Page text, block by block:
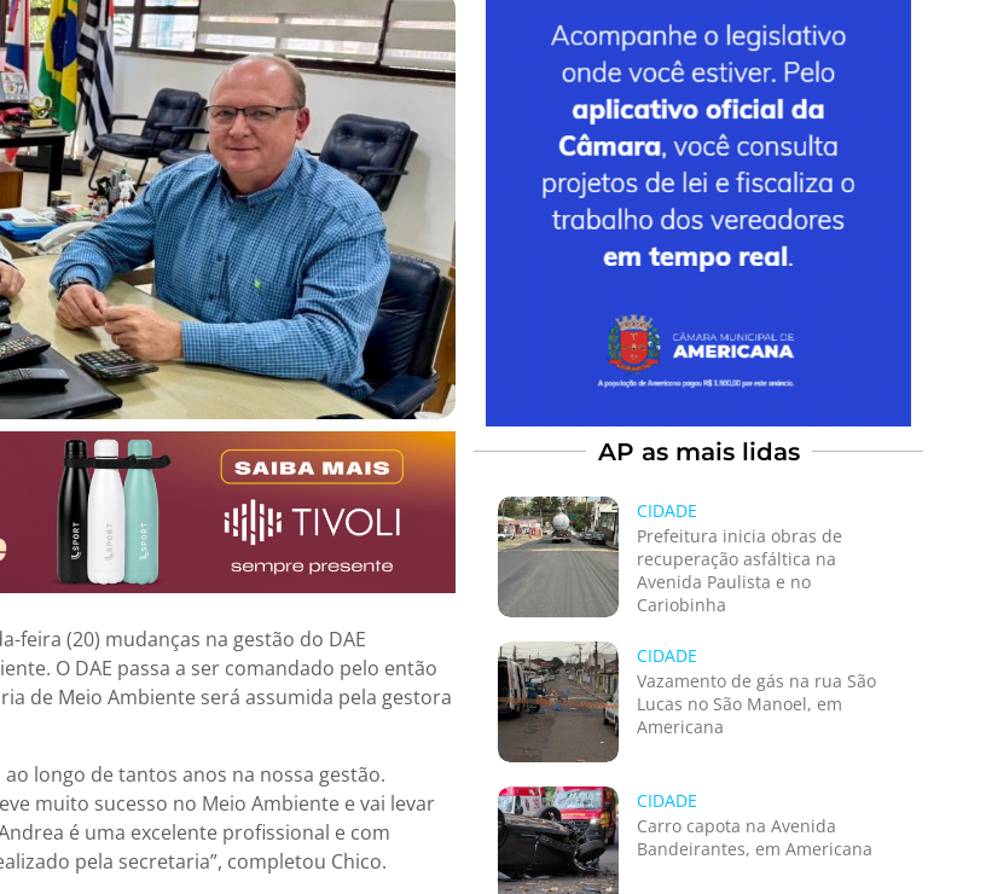
feira (20) mudanças na gestão do DAE
O DAE passa a ser comandado pelo então
de Meio Ambiente será assumida pela gestora
longo de tantos anos na nossa gestão.
muito sucesso no Meio Ambiente e vai levar
é uma excelente profissional e com
pela secretaria”, completou Chico.
AP as mais lidas
CIDADE
Prefeitura inicia obras de
recuperação asfáltica na
Avenida Paulista e no
Cariobinha
CIDADE
Vazamento de gás na rua São
Lucas no São Manoel, em
Americana
CIDADE
Carro capota na Avenida
Bandeirantes, em Americana